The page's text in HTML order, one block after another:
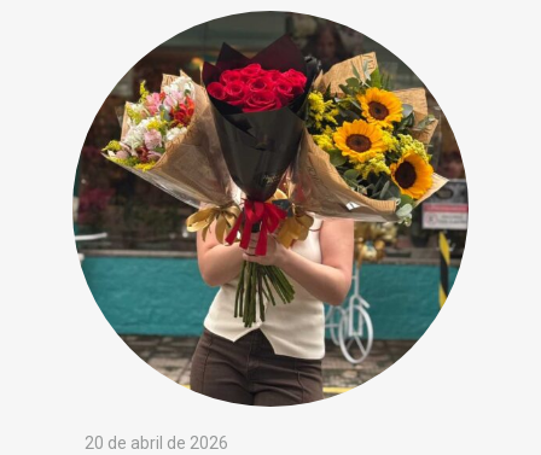
20 de abril de 2026